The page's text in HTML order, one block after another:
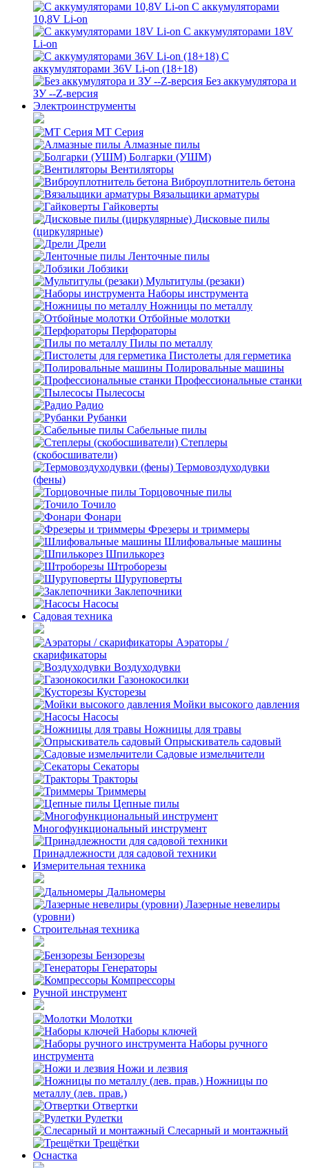
С аккумуляторами
10,8V Li-on
С аккумуляторами 18V
Li-on
С
аккумуляторами 36V Li-on (18+18)
Без аккумулятора и
ЗУ --Z-версия
Электроинструменты
MT Серия
Алмазные пилы
Болгарки (УШМ)
Вентиляторы
Виброуплотнитель бетона
Вязальщики арматуры
Гайковерты
Дисковые пилы
(циркулярные)
Дрели
Ленточные пилы
Лобзики
Мультитулы (резаки)
Наборы инструмента
Ножницы по металлу
Отбойные молотки
Перфораторы
Пилы по металлу
Пистолеты для герметика
Полировальные машины
Профессиональные станки
Пылесосы
Радио
Рубанки
Сабельные пилы
Степлеры
(скобосшиватели)
Термовоздуходувки
(фены)
Торцовочные пилы
Точило
Фонари
Фрезеры и триммеры
Шлифовальные машины
Шпилькорез
Штроборезы
Шуруповерты
Заклепочники
Насосы
Садовая техника
Аэраторы /
скарификаторы
Воздуходувки
Газонокосилки
Кусторезы
Мойки высокого давления
Насосы
Ножницы для травы
Опрыскиватель садовый
Садовые измельчители
Секаторы
Тракторы
Триммеры
Цепные пилы
Многофункциональный инструмент
Принадлежности для садовой техники
Измерительная техника
Дальномеры
Лазерные невелиры
(уровни)
Строительная техника
Бензорезы
Генераторы
Компрессоры
Ручной инструмент
Молотки
Наборы ключей
Наборы ручного
инструмента
Ножи и лезвия
Ножницы по
металлу (лев. прав.)
Отвертки
Рулетки
Слесарный и монтажный
Трещётки
Оснастка